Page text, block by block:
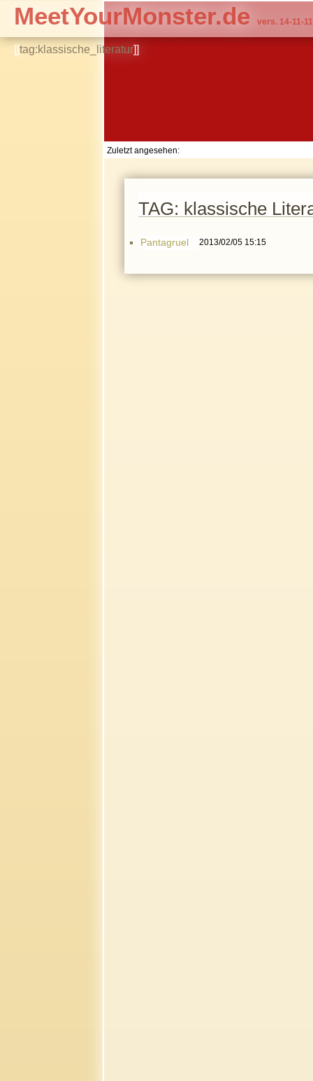
[[tag:klassische_literatur]]
MeetYourMonster.de vers. 14-11-11
Zuletzt angesehen:
TAG: klassische
Pantagruel 2013/02/05 15:15